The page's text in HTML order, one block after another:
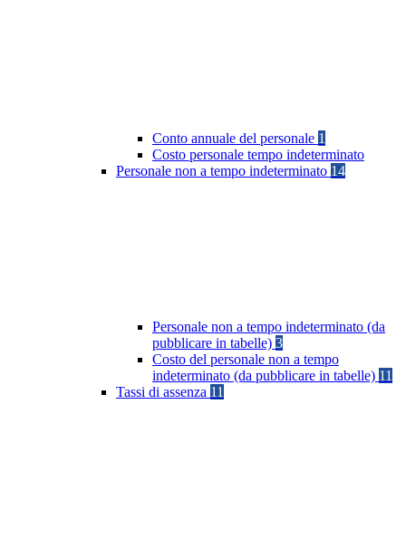
Conto annuale del personale 1
Costo personale tempo indeterminato
Personale non a tempo indeterminato 14
Personale non a tempo indeterminato (da
pubblicare in tabelle) 3
Costo del personale non a tempo
indeterminato (da pubblicare in tabelle) 11
Tassi di assenza 11